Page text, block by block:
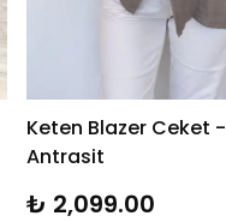
Keten Blazer Ceket -
Antrasit
₺ 2,099.00